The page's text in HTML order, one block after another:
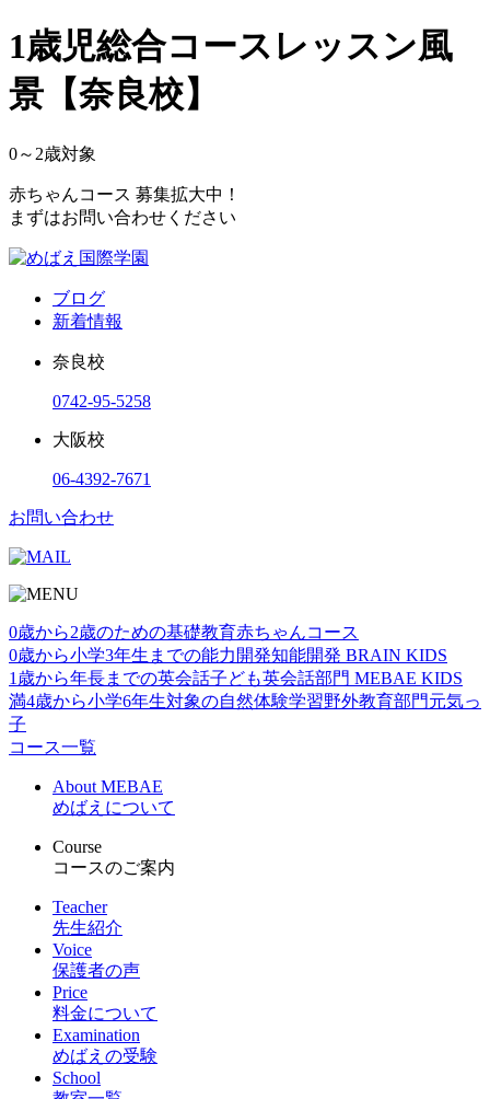
1歳児総合コースレッスン風
景【奈良校】
0～2歳対象
赤ちゃんコース 募集拡大中！
まずはお問い合わせください
ブログ
新着情報
奈良校
0742-95-5258
大阪校
06-4392-7671
お問い合わせ
0歳から2歳のための基礎教育赤ちゃんコース
0歳から小学3年生までの能力開発知能開発 BRAIN KIDS
1歳から年⻑までの英会話子ども英会話部門 MEBAE KIDS
満4歳から小学6年生対象の自然体験学習野外教育部門元気っ
子
コース一覧
About MEBAE
めばえについて
Course
コースのご案内
Teacher
先生紹介
Voice
保護者の声
Price
料金について
Examination
めばえの受験
School